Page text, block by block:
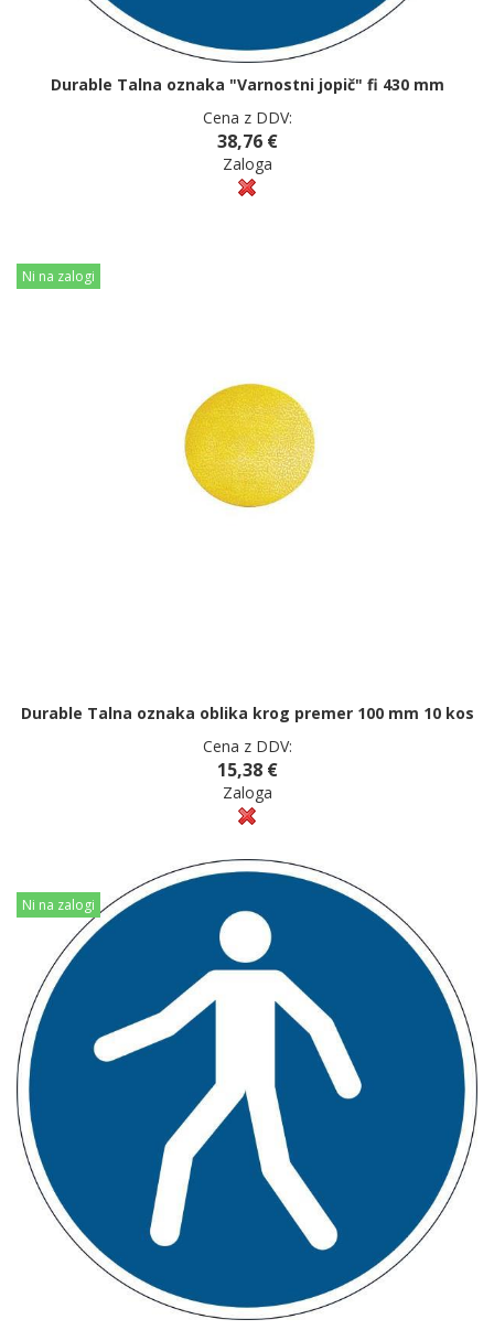
Durable Talna oznaka "Varnostni jopič" fi 430 mm
Cena z DDV:
38,76 €
Zaloga
Ni na zalogi
Durable Talna oznaka oblika krog premer 100 mm 10 kos
Cena z DDV:
15,38 €
Zaloga
Ni na zalogi